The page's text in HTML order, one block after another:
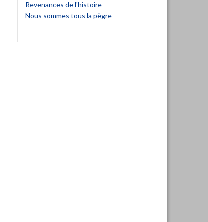
Revenances de l'histoire
Nous sommes tous la pègre